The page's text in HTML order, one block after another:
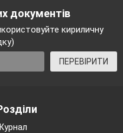
документів
кириличну
ПЕРЕВІРИТИ